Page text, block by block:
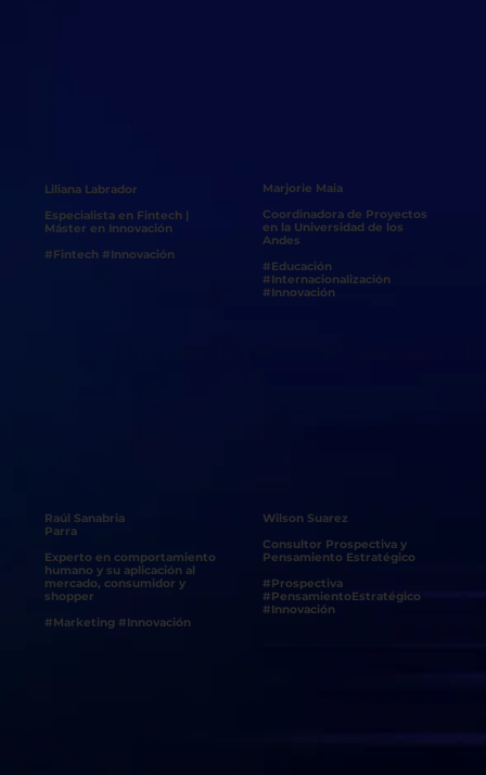
Liliana Labrador
Especialista en Fintech |
Máster en Innovación
#Fintech #Innovación
Marjorie Maia
Coordinadora de Proyectos
en la Universidad de los
Andes
#Educación
#Internacionalización
#Innovación
Raúl Sanabria
Parra
Experto en comportamiento
humano y su aplicación al
mercado, consumidor y
shopper
#Marketing #Innovación
Wilson Suarez
Consultor Prospectiva y
Pensamiento Estratégico
#Prospectiva
#PensamientoEstratégico
#Innovación